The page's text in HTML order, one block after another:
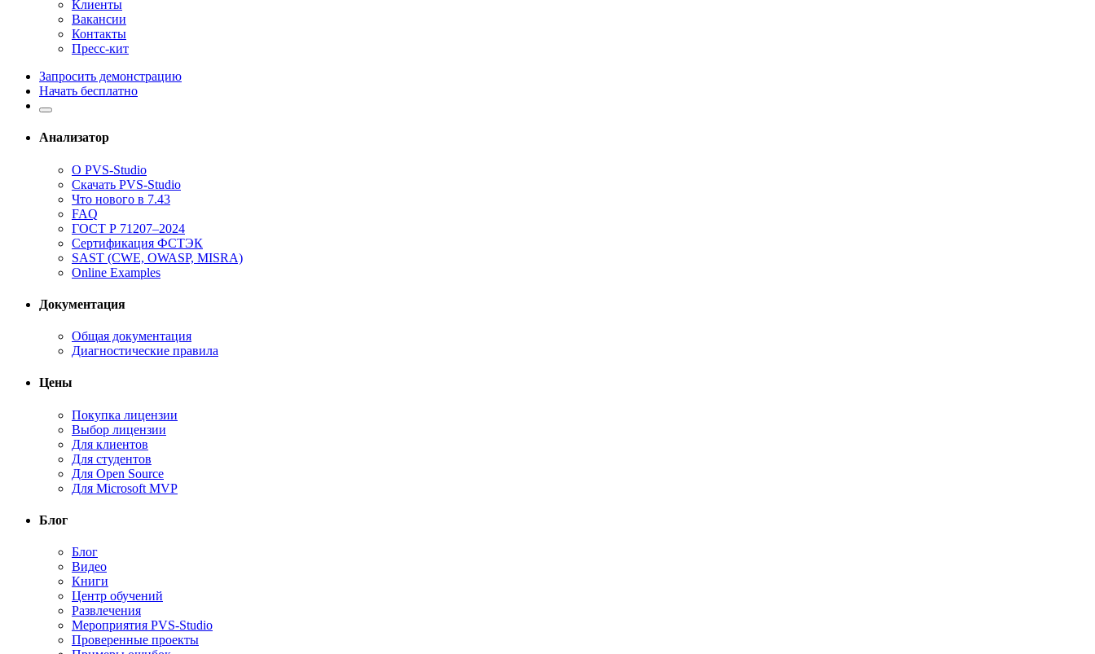
Клиенты
Вакансии
Контакты
Пресс-кит
Запросить демонстрацию
Начать бесплатно
Анализатор
О PVS-Studio
Скачать PVS-Studio
Что нового в 7.43
FAQ
ГОСТ Р 71207–2024
Сертификация ФСТЭК
SAST (CWE, OWASP, MISRA)
Online Examples
Документация
Общая документация
Диагностические правила
Цены
Покупка лицензии
Выбор лицензии
Для клиентов
Для студентов
Для Open Source
Для Microsoft MVP
Блог
Блог
Видео
Книги
Центр обучений
Развлечения
Мероприятия PVS-Studio
Проверенные проекты